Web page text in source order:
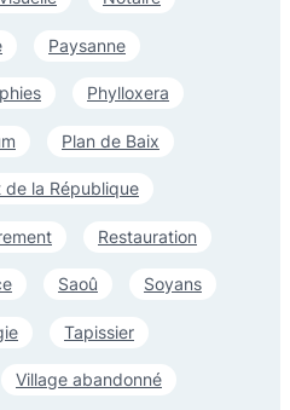
Paysanne
Phylloxera
Plan de Baix
de la République
Restauration
Saoû Soyans
Tapissier
Village abandonné